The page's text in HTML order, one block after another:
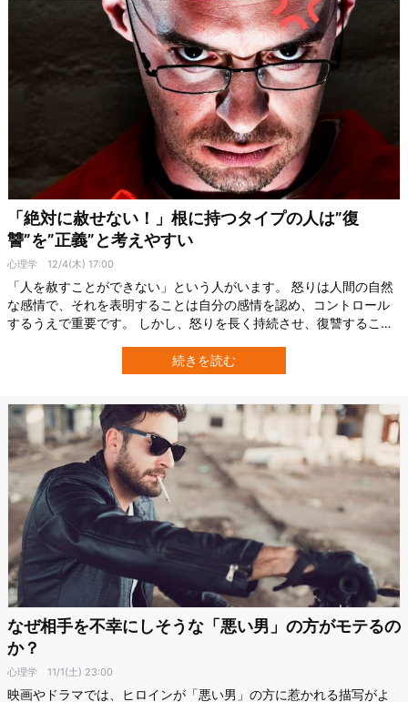
「絶対に赦せない！」根に持つタイプの人は”復
讐”を”正義”と考えやすい
心理学 12/4(木) 17:00
「人を赦すことができない」という人がいます。 怒りは人間の自然
な感情で、それを表明することは自分の感情を認め、コントロール
するうえで重要です。 しかし、怒りを長く持続させ、復讐すること
かもしれません。 今回は、赦しについてのお話です。先行研究で
は、怒りや恨みの感情を乗り越えるのが難しい人は特定の性格特性
続きを読む
なぜ相手を不幸にしそうな「悪い男」の方がモテるの
か？
心理学 11/1(土) 23:00
映画やドラマでは、ヒロインが「悪い男」の方に惹かれる描写がよ